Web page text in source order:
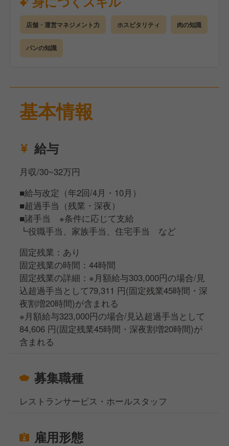
店舗・運営マネジメント力 ホスピタリティ 肉の知識
パンの知識
基本情報
給与
月収/30~32万円
■給与改定（年2回/4月・10月）
■超過手当（残業・深夜）
■諸手当 ※条件に応じて支給
┗役職手当、家族手当、住宅手当 など
固定残業：あり
固定残業の時間：44時間
固定残業の詳細：※月額給与303,000円の場合/見
込超過手当として79,311 円(固定残業45時間・深
夜割増20時間)が含まれる
※月額給与323,000円の場合/見込超過手当として
84,606 円(固定残業45時間・深夜割増20時間)が
含まれる
募集職種
レストランサービス・ホールスタッフ
雇用形態